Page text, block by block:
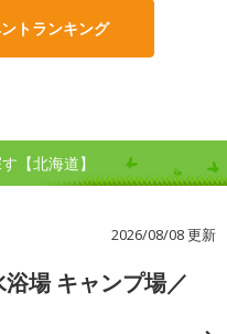
トランキング
【北海道】
2026/08/08 更新
場 キャンプ場／